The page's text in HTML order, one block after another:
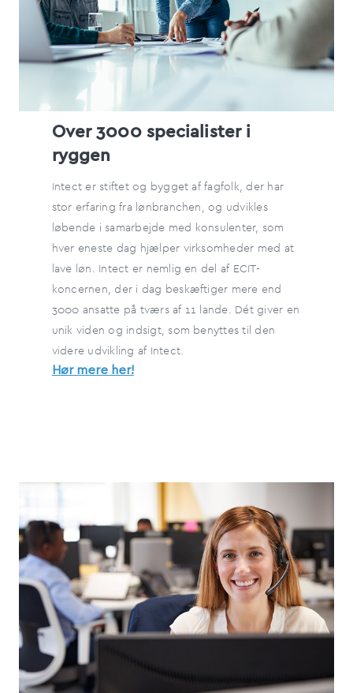
Over 3000 specialister i
ryggen
Intect er stiftet og bygget af fagfolk, der har
stor erfaring fra lønbranchen, og udvikles
løbende i samarbejde med konsulenter, som
hver eneste dag hjælper virksomheder med at
lave løn. Intect er nemlig en del af ECIT-
koncernen, der i dag beskæftiger mere end
3000 ansatte på tværs af 11 lande. Dét giver en
unik viden og indsigt, som benyttes til den
videre udvikling af Intect.
Hør mere her!